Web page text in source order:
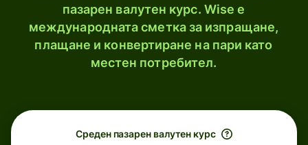
пазарен валутен курс. Wise е
международната сметка за изпращане,
плащане и конвертиране на пари като
местен потребител.
Среден пазарен валутен курс